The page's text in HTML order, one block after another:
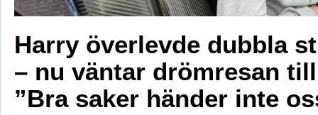
Harry överlevde dubbla
– nu väntar drömresan
”Bra saker händer inte